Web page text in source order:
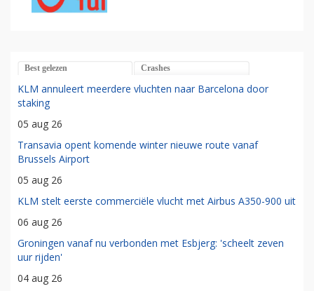
Best gelezen Crashes
KLM annuleert meerdere vluchten naar Barcelona door
staking
05 aug 26
Transavia opent komende winter nieuwe route vanaf
Brussels Airport
05 aug 26
KLM stelt eerste commerciële vlucht met Airbus A350-900 uit
06 aug 26
Groningen vanaf nu verbonden met Esbjerg: 'scheelt zeven
uur rijden'
04 aug 26